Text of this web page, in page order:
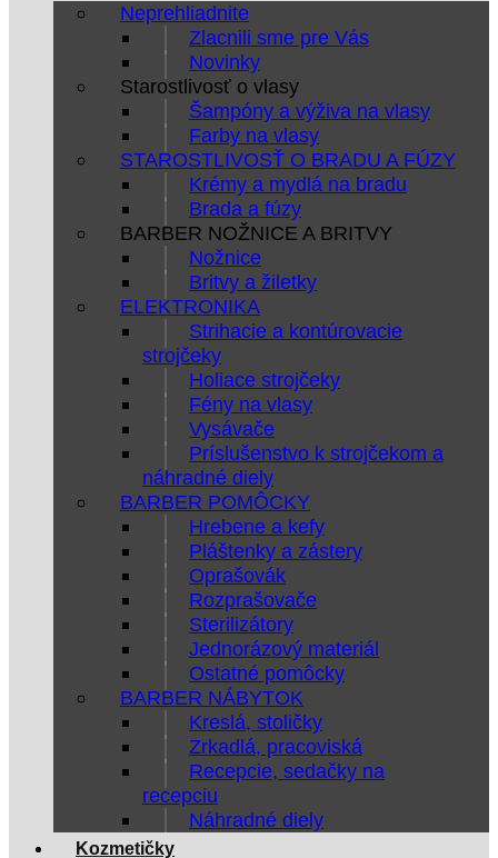
Neprehliadnite
Zlacnili sme pre Vás
Novinky
Starostlivosť o vlasy
Šampóny a výživa na vlasy
Farby na vlasy
STAROSTLIVOSŤ O BRADU A FÚZY
Krémy a mydlá na bradu
Brada a fúzy
BARBER NOŽNICE A BRITVY
Nožnice
Britvy a žiletky
ELEKTRONIKA
Strihacie a kontúrovacie
strojčeky
Holiace strojčeky
Fény na vlasy
Vysávače
Príslušenstvo k strojčekom a
náhradné diely
BARBER POMÔCKY
Hrebene a kefy
Pláštenky a zástery
Oprašovák
Rozprašovače
Sterilizátory
Jednorázový materiál
Ostatné pomôcky
BARBER NÁBYTOK
Kreslá, stoličky
Zrkadlá, pracoviská
Recepcie, sedačky na
recepciu
Náhradné diely
Kozmetičky